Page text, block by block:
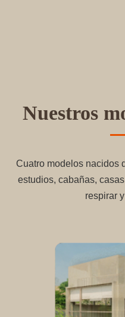
Nuestros
Cuatro modelos nacidos
estudios, cabañas,
respirar